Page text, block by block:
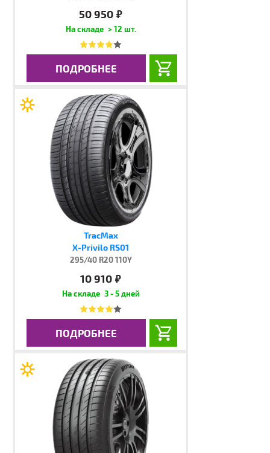
50 950 руб.
> 12 шт.
ПОДРОБНЕЕ
TracMax
X-Privilo RS01
295/40 R20 110Y
10 910 руб.
3 - 5 дней
ПОДРОБНЕЕ